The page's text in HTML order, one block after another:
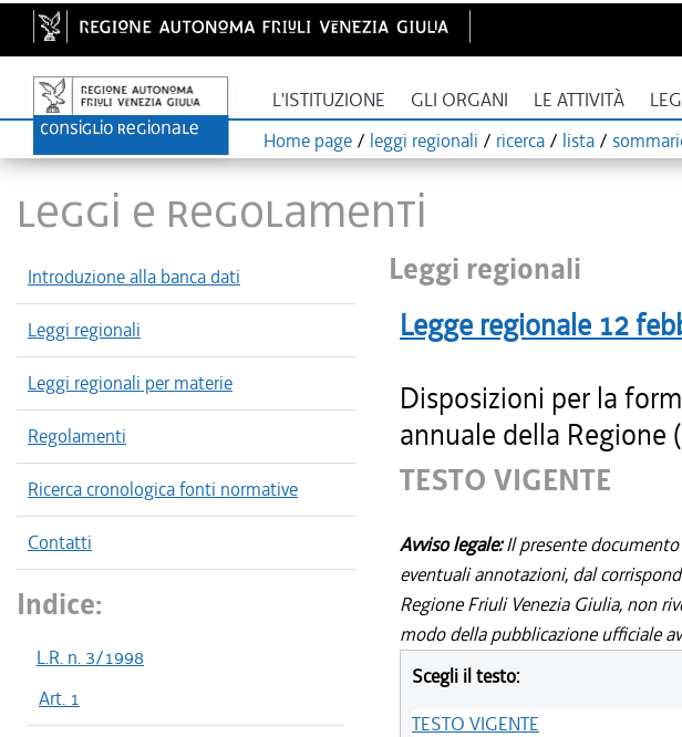
L'ISTITUZIONE GLI ORGANI LE ATTIVITÀ
Home page / leggi regionali / ricerca / lista /
LEGGI E REGOLAMENTI
Introduzione alla banca dati
Leggi regionali
Leggi regionali per materie
Regolamenti
Ricerca cronologica fonti normative
Contatti
Indice:
L.R. n. 3/1998
Art. 1
Leggi regionali
Legge regionale 12
Disposizioni per la
annuale della Regione
TESTO VIGENTE
Avviso legale:Il presente
eventuali annotazioni, dal
Regione Friuli Venezia Giulia, non
modo della pubblicazione ufficiale
Scegli il testo:
TESTO VIGENTE